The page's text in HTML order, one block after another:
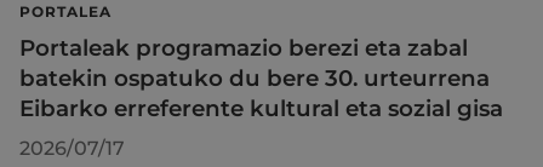
PORTALEA
Portaleak programazio berezi eta zabal
batekin ospatuko du bere 30. urteurrena
Eibarko erreferente kultural eta sozial gisa
2026/07/17